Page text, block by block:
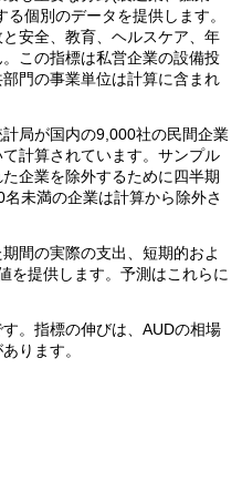
個別のデータを提供します。
安全、教育、ヘルスケア、年
この指標は私営企業の設備投
門の事業単位は計算に含まれ
局が国内の9,000社の民間企業
計算されています。サンプル
企業を除外するために四半期
未満の企業は計算から除外さ
間の実際の支出、短期的およ
を提供します。予測はこれらに
。指標の伸びは、AUDの相場
ります。